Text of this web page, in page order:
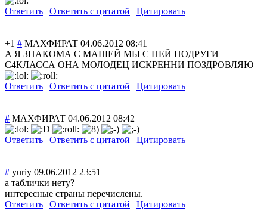
Ответить | Ответить с цитатой | Цитировать
+1 # МАХФИРАТ 04.06.2012 08:41
А Я ЗНАКОМА С МАШЕЙ МЫ С НЕЙ ПОДРУГИ
С4КЛАССА ОНА МОЛОДЕЦ ИСКРЕННИ ПОЗДРОВЛЯЮ
Ответить | Ответить с цитатой | Цитировать
# МАХФИРАТ 04.06.2012 08:42
Ответить | Ответить с цитатой | Цитировать
# yuriy 09.06.2012 23:51
а таблички нету?
интересные страны перечислены.
Ответить | Ответить с цитатой | Цитировать